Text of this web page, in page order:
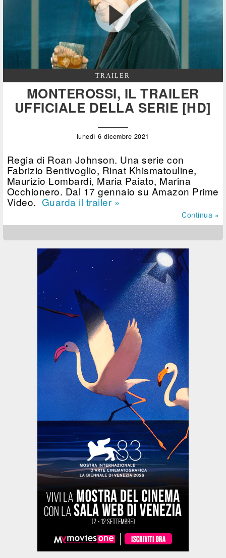
TRAILER
MONTEROSSI, IL TRAILER
UFFICIALE DELLA SERIE [HD]
lunedì 6 dicembre 2021
Regia di Roan Johnson. Una serie con
Fabrizio Bentivoglio, Rinat Khismatouline,
Maurizio Lombardi, Maria Paiato, Marina
Occhionero. Dal 17 gennaio su Amazon Prime
Video. Guarda il trailer »
Continua »